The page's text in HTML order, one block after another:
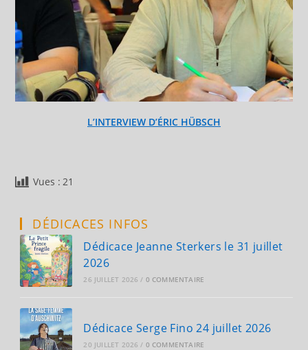
L’INTERVIEW D’ÉRIC HÜBSCH
Vues : 21
DÉDICACES INFOS
Dédicace Jeanne Sterkers le 31 juillet
2026
26 JUILLET 2026 / 0 COMMENTAIRE
Dédicace Serge Fino 24 juillet 2026
20 JUILLET 2026 / 0 COMMENTAIRE